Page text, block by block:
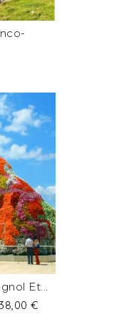
Et...
€